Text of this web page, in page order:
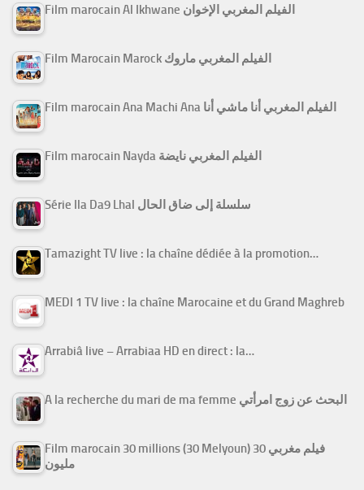
Film marocain Al Ikhwane الفيلم المغربي الإخوان
Film Marocain Marock الفيلم المغربي ماروك
Film marocain Ana Machi Ana الفيلم المغربي أنا ماشي أنا
Film marocain Nayda الفيلم المغربي نايضة
Série Ila Da9 Lhal سلسلة إلى ضاق الحال
Tamazight TV live : la chaîne dédiée à la promotion…
MEDI 1 TV live : la chaîne Marocaine et du Grand Maghreb
Arrabiâ live – Arrabiaa HD en direct : la…
A la recherche du mari de ma femme البحث عن زوج امرأتي
Film marocain 30 millions (30 Melyoun) فيلم مغربي 30
مليون